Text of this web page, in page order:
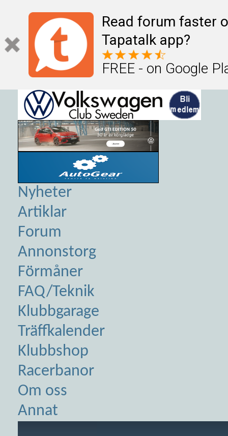
Read forum faster
Tapatalk app?
FREE - on Google
Nyheter
Artiklar
Forum
Annonstorg
Förmåner
FAQ/Teknik
Klubbgarage
Träffkalender
Klubbshop
Racerbanor
Om oss
Annat